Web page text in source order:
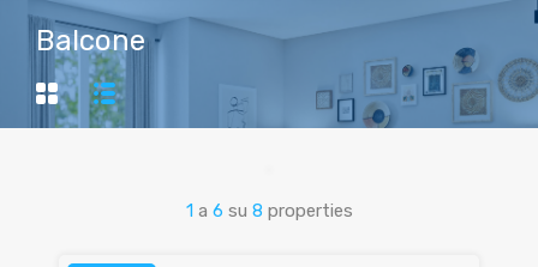
Balcone
1 a 6 su 8 properties